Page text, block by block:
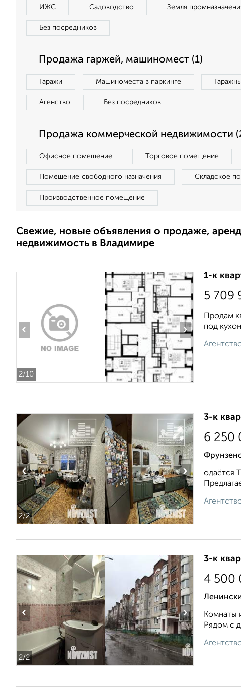
ИЖС Садоводство Земля
Без посредников
Продажа гаржей, машиномест (1)
Гаражи Машиноместа в паркинге
Агенство Без посредников
Продажа коммерческой недвижимости
Офисное помещение Торговое помещение
Помещение свободного назначения Складское
Производственное помещение
Свежие, новые объявления о продаже,
недвижимость в Владимире
2/10
‹ ›
1-к
5 709
Продам
под
2/2
‹ ›
3-к
6 250
одаётся
2/2
‹ ›
3-к
4 500
Комнаты
Рядом с